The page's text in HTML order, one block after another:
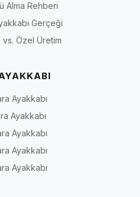
Alma Rehberi
Gerçeği
Özel Üretim
Ayakkabı
Ayakkabı
Ayakkabı
Ayakkabı
Ayakkabı